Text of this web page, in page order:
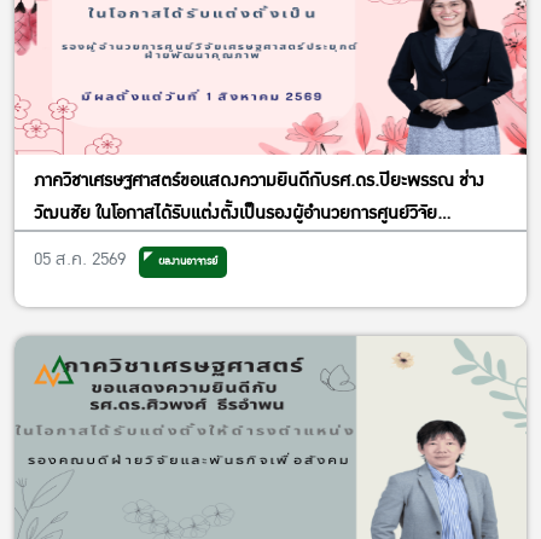
ภาควิชาเศรษฐศาสตร์ขอแสดงความยินดีกับรศ.ดร.ปิยะพรรณ ช่าง
วัฒนชัย ในโอกาสได้รับแต่งตั้งเป็นรองผู้อำนวยการศูนย์วิจัย
เศรษฐศาสตร์ประยุกต์ ฝ่ายพัฒนาคุณภาพ
05 ส.ค. 2569 ผลงานอาจารย์